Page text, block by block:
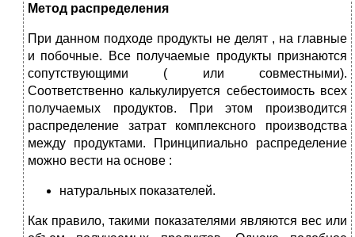
Метод распределения
При данном подходе продукты не делят , на главные
и побочные. Все получаемые продукты признаются
сопутствующими ( или совместными).
Соответственно калькулируется себестоимость всех
получаемых продуктов. При этом производится
распределение затрат комплексного производства
между продуктами. Принципиально распределение
можно вести на основе :
натуральных показателей.
Как правило, такими показателями являются вес или